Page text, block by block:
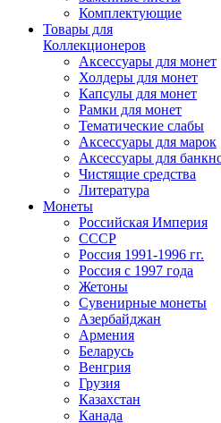
Комплектующие
Товары для
Коллекционеров
Аксессуары для монет
Холдеры для монет
Капсулы для монет
Рамки для монет
Тематические слабы
Аксессуары для марок
Аксессуары для
Чистящие средства
Литература
Монеты
Российская Империя
СССР
Россия 1991-1996 гг.
Россия с 1997 года
Жетоны
Сувенирные монеты
Азербайджан
Армения
Беларусь
Венгрия
Грузия
Казахстан
Канада